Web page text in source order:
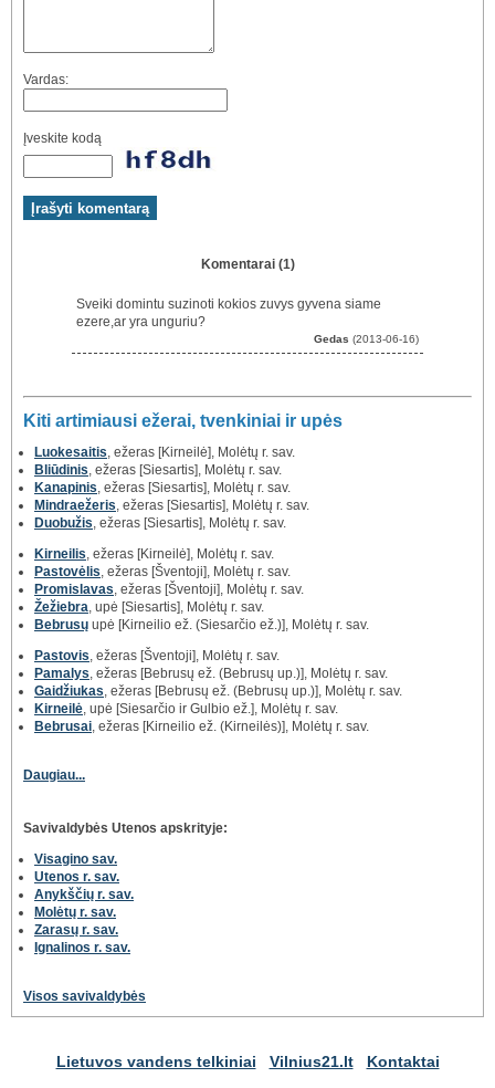
Vardas:
Įveskite kodą
Komentarai (1)
Sveiki domintu suzinoti kokios zuvys gyvena siame
ezere,ar yra unguriu?
Gedas (2013-06-16)
Kiti artimiausi ežerai, tvenkiniai ir upės
Luokesaitis, ežeras [Kirneilė], Molėtų r. sav.
Bliūdinis, ežeras [Siesartis], Molėtų r. sav.
Kanapinis, ežeras [Siesartis], Molėtų r. sav.
Mindraežeris, ežeras [Siesartis], Molėtų r. sav.
Duobužis, ežeras [Siesartis], Molėtų r. sav.
Kirneilis, ežeras [Kirneilė], Molėtų r. sav.
Pastovėlis, ežeras [Šventoji], Molėtų r. sav.
Promislavas, ežeras [Šventoji], Molėtų r. sav.
Žežiebra, upė [Siesartis], Molėtų r. sav.
Bebrusų upė [Kirneilio ež. (Siesarčio ež.)], Molėtų r. sav.
Pastovis, ežeras [Šventoji], Molėtų r. sav.
Pamalys, ežeras [Bebrusų ež. (Bebrusų up.)], Molėtų r. sav.
Gaidžiukas, ežeras [Bebrusų ež. (Bebrusų up.)], Molėtų r. sav.
Kirneilė, upė [Siesarčio ir Gulbio ež.], Molėtų r. sav.
Bebrusai, ežeras [Kirneilio ež. (Kirneilės)], Molėtų r. sav.
Daugiau...
Savivaldybės Utenos apskrityje:
Visagino sav.
Utenos r. sav.
Anykščių r. sav.
Molėtų r. sav.
Zarasų r. sav.
Ignalinos r. sav.
Visos savivaldybės
Lietuvos vandens telkiniai Vilnius21.lt Kontaktai